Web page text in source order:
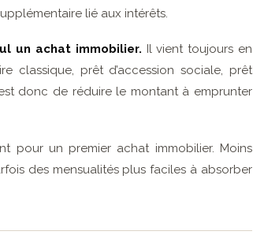
lié aux intérêts.
un achat immobilier. Il vient toujours en
classique, prêt d’accession sociale, prêt
donc de réduire le montant à emprunter
pour un premier achat immobilier. Moins
des mensualités plus faciles à absorber